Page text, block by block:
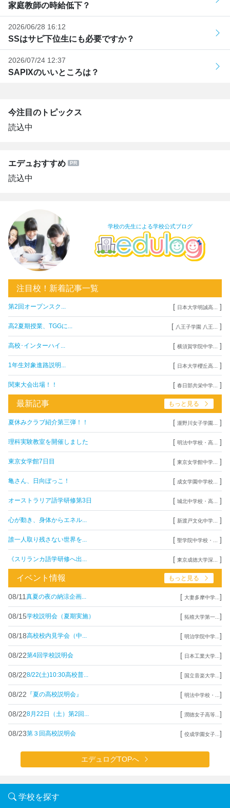
家庭教師の時給低下？
2026/06/28 16:12
SSはサピ下位生にも必要ですか？
2026/07/24 12:37
SAPIXのいいところは？
今注目のトピックス
読込中
エデュおすすめ
読込中
学校の先生による学校公式ブログ
注目校！新着記事一覧
第2回オープンスク... [ 日本大学明誠高... ]
高2夏期授業、TGGに... [ 八王子学園 八王... ]
高校･インターハイ... [ 横須賀学院中学... ]
1年生対象進路説明... [ 日本大学櫻丘高... ]
関東大会出場！！ [ 春日部共栄中学... ]
最新記事 もっと見る
夏休みクラブ紹介第三弾！！ [ 瀧野川女子学園... ]
理科実験教室を開催しました [ 明法中学校・高... ]
東京女学館7日目 [ 東京女学館中学... ]
亀さん、日向ぼっこ！ [ 成女学園中学校... ]
オーストラリア語学研修第3日 [ 城北中学校・高... ]
心が動き、身体からエネル... [ 新渡戸文化中学... ]
誰一人取り残さない世界を... [ 聖学院中学校・... ]
《スリランカ語学研修へ出... [ 東京成徳大学深... ]
イベント情報 もっと見る
08/11 真夏の夜の納涼企画... [ 大妻多摩中学... ]
08/15学校説明会（夏期実施） [ 拓殖大学第一... ]
08/18高校校内見学会（中... [ 明治学院中学... ]
08/22第4回学校説明会 [ 日本工業大学... ]
08/228/22(土)10:30高校普... [ 国立音楽大学... ]
08/22 『夏の高校説明会』 [ 明法中学校・... ]
08/228月22日（土）第2回... [ 潤徳女子高等... ]
08/23第３回高校説明会 [ 佼成学園女子... ]
エデュログTOPへ
学校を探す